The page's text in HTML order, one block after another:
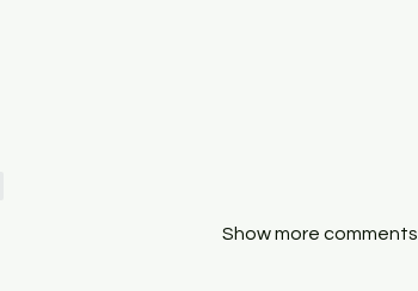
Show more comments